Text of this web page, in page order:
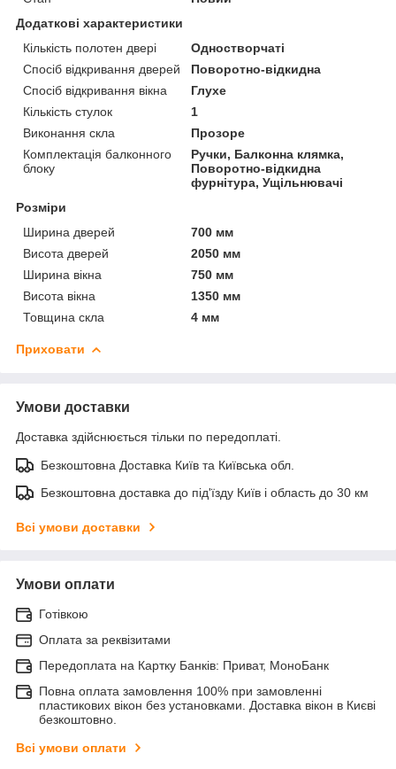
Додаткові характеристики
Кількість полотен двері
Одностворчаті
Спосіб відкривання дверей
Поворотно-відкидна
Спосіб відкривання вікна
Глухе
Кількість стулок
1
Виконання скла
Прозоре
Комплектація балконного
блоку
Ручки, Балконна клямка,
Поворотно-відкидна
фурнітура, Ущільнювачі
Розміри
Ширина дверей
700 мм
Висота дверей
2050 мм
Ширина вікна
750 мм
Висота вікна
1350 мм
Товщина скла
4 мм
Приховати
Умови доставки
Доставка здійснюється тільки по передоплаті.
Безкоштовна Доставка Київ та Київська обл.
Безкоштовна доставка до під'їзду Київ і область до 30 км
Всі умови доставки
Умови оплати
Готівкою
Оплата за реквізитами
Передоплата на Картку Банків: Приват, МоноБанк
Повна оплата замовлення 100% при замовленні
пластикових вікон без установками. Доставка вікон в Києві
безкоштовно.
Всі умови оплати